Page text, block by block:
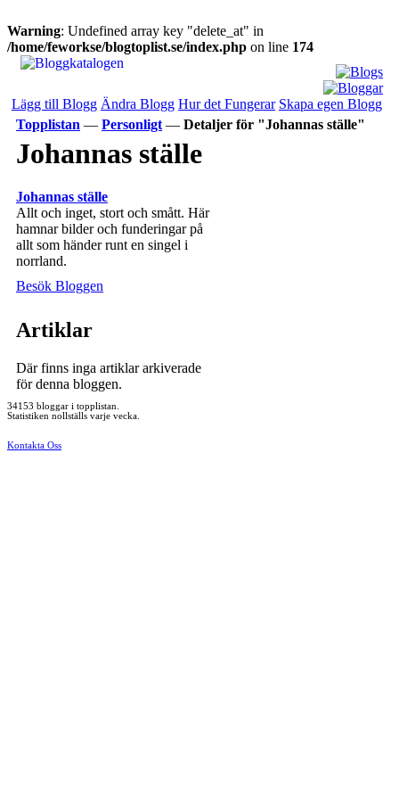
Warning: Undefined array key "delete_at" in
/home/feworkse/blogtoplist.se/index.php on line 174
Lägg till Blogg Ändra Blogg Hur det Fungerar Skapa egen Blogg
Topplistan — Personligt — Detaljer för "Johannas ställe"
Johannas ställe
Johannas ställe
Allt och inget, stort och smått. Här
hamnar bilder och funderingar på
allt som händer runt en singel i
norrland.
Besök Bloggen
Artiklar
Där finns inga artiklar arkiverade
för denna bloggen.
34153 bloggar i topplistan.
Statistiken nollställs varje vecka.
Kontakta Oss